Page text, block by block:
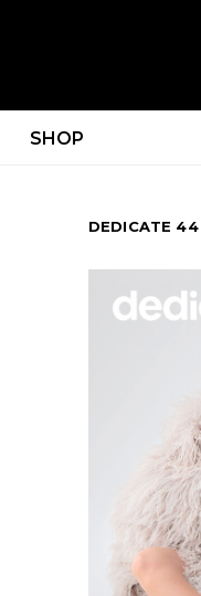
SHOP
DEDICATE 44